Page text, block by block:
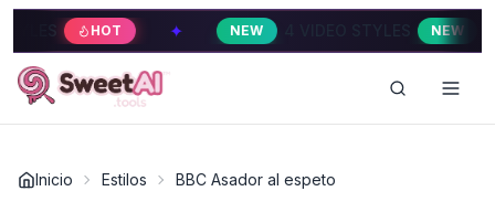
HOT ✦ NEW 4 VIDEO STYLES NEW
Inicio Estilos BBC Asador al espeto